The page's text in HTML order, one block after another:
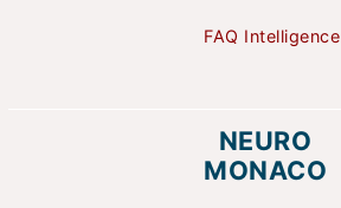
FAQ Intelligence
NEURO
MONACO